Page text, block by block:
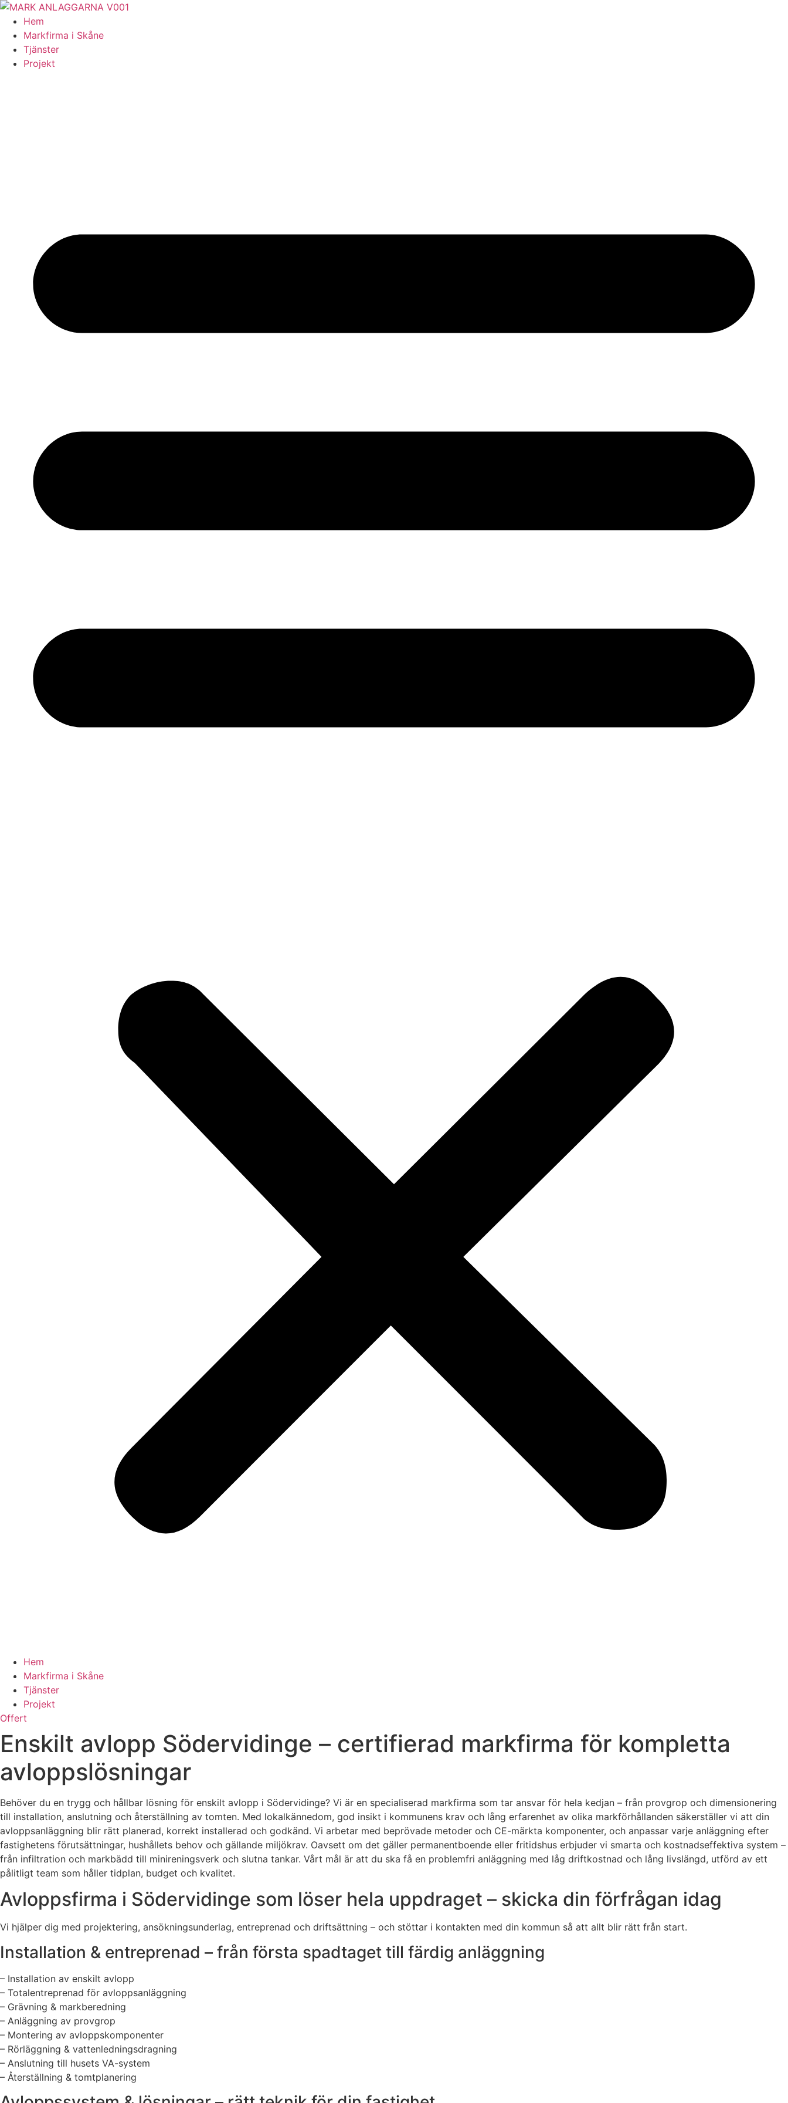
Skip
content
Hem
Markfirma i Skåne
Tjänster
Projekt
Hem
Markfirma i Skåne
Tjänster
Projekt
Offert
Enskilt avlopp Södervidinge – certifierad markfirma för kompletta
avloppslösningar
Behöver du en trygg och hållbar lösning för enskilt avlopp i Södervidinge? Vi är en specialiserad markfirma som tar ansvar för hela kedjan – från provgrop och dimensionering
till installation, anslutning och återställning av tomten. Med lokalkännedom, god insikt i kommunens krav och lång erfarenhet av olika markförhållanden säkerställer vi att din
avloppsanläggning blir rätt planerad, korrekt installerad och godkänd. Vi arbetar med beprövade metoder och CE-märkta komponenter, och anpassar varje anläggning efter
fastighetens förutsättningar, hushållets behov och gällande miljökrav. Oavsett om det gäller permanentboende eller fritidshus erbjuder vi smarta och kostnadseffektiva system –
från infiltration och markbädd till minireningsverk och slutna tankar. Vårt mål är att du ska få en problemfri anläggning med låg driftkostnad och lång livslängd, utförd av ett
pålitligt team som håller tidplan, budget och kvalitet.
Avloppsfirma i Södervidinge som löser hela uppdraget – skicka din förfrågan idag
Vi hjälper dig med projektering, ansökningsunderlag, entreprenad och driftsättning – och stöttar i kontakten med din kommun så att allt blir rätt från start.
Installation & entreprenad – från första spadtaget till färdig anläggning
– Installation av enskilt avlopp
– Totalentreprenad för avloppsanläggning
– Grävning & markberedning
– Anläggning av provgrop
– Montering av avloppskomponenter
– Rörläggning & vattenledningsdragning
– Anslutning till husets VA-system
– Återställning & tomtplanering